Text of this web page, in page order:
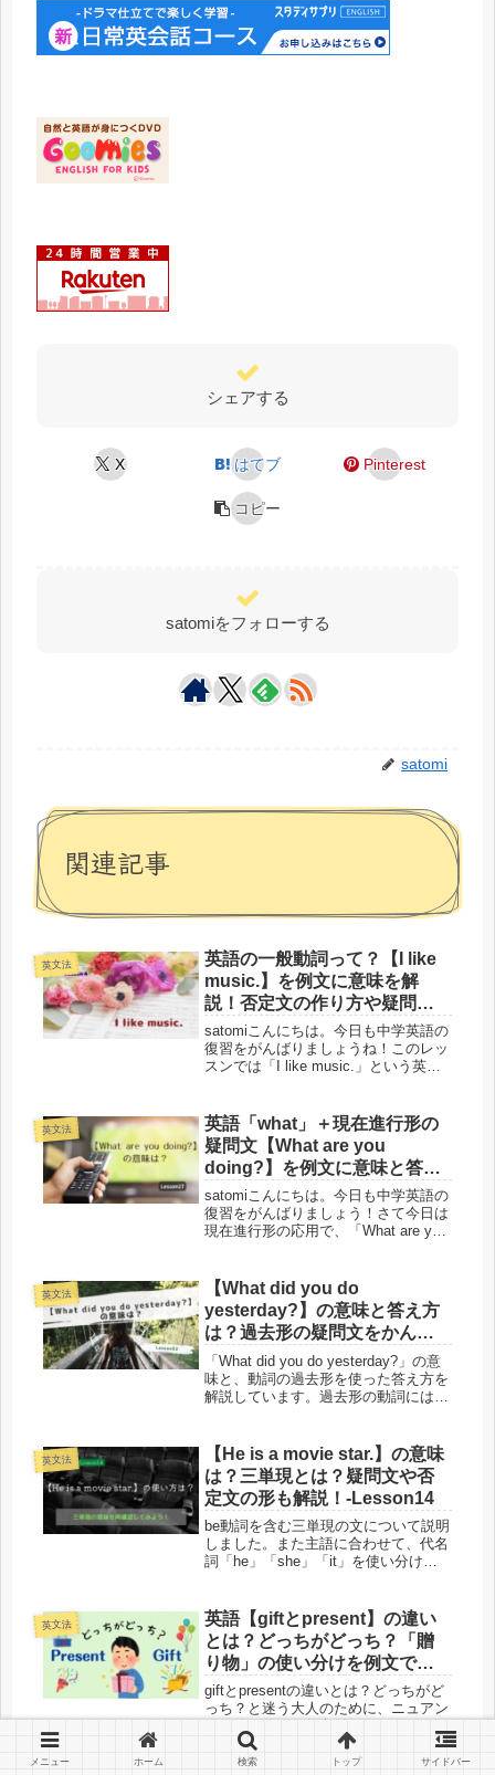
シェアする
X はてブ Pinterest
コピー
satomiをフォローする
satomi
関連記事
英文法
英語の一般動詞って？【I like
music.】を例文に意味を解
説！否定文の作り方や疑問文
と答え方-Lesson4
satomiこんにちは。今日も中学英語の
復習をがんばりましょうね！このレッ
スンでは「I like music.」という英語
ッスンで学んだのは「be動詞」です。
「一般動詞」と...
英文法
英語「what」＋現在進行形の
疑問文【What are you
doing?】を例文に意味と答え
方を解説-Lesson27
satomiこんにちは。今日も中学英語の
復習をがんばりましょう！さて今日は
現在進行形の応用で、「What are you
します。「What are you doin...
英文法
【What did you do
yesterday?】の意味と答え方
は？過去形の疑問文をかんた
ん解説！-Lesson32
「What did you do yesterday?」の意
味と、動詞の過去形を使った答え方を
解説しています。過去形の動詞には規
ばなりません。また「a pair of」の使
い方や「go」と「visit」の使い方の違
いなど例文や練習問題を解きながら説
明しています。
英文法
【He is a movie star.】の意味
は？三単現とは？疑問文や否
定文の形も解説！‐Lesson14
be動詞を含む三単現の文について説明
しました。また主語に合わせて、代名
詞「he」「she」「it」を使い分ける
英文法
英語【giftとpresent】の違い
とは？どっちがどっち？「贈
り物」の使い分けを例文でか
んたん解説！
giftとpresentの違いとは？どっちがど
っち？と迷う大人のために、ニュアン
説！誕生日やクリスマスでの自然な表
現や、giftが持つ「才能」の意味、
メニュー ホーム 検索 トップ サイドバー